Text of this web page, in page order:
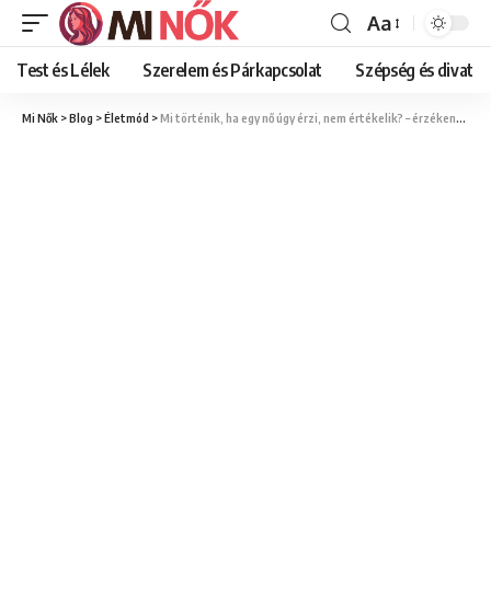
Font
Resizer
Aa
Test és Lélek Szerelem és Párkapcsolat Szépség és divat
Mi Nők >Blog >Életmód >Mi történik, ha egy nő úgy érzi, nem értékelik? – érzékenység és önbecsülés